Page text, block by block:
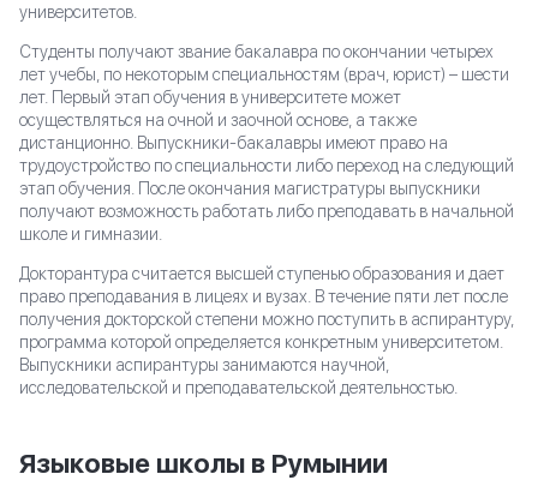
университетов.
Студенты получают звание бакалавра по окончании четырех
лет учебы, по некоторым специальностям (врач, юрист) – шести
лет. Первый этап обучения в университете может
осуществляться на очной и заочной основе, а также
дистанционно. Выпускники-бакалавры имеют право на
трудоустройство по специальности либо переход на следующий
этап обучения. После окончания магистратуры выпускники
получают возможность работать либо преподавать в начальной
школе и гимназии.
Докторантура считается высшей ступенью образования и дает
право преподавания в лицеях и вузах. В течение пяти лет после
получения докторской степени можно поступить в аспирантуру,
программа которой определяется конкретным университетом.
Выпускники аспирантуры занимаются научной,
исследовательской и преподавательской деятельностью.
Языковые школы в Румынии